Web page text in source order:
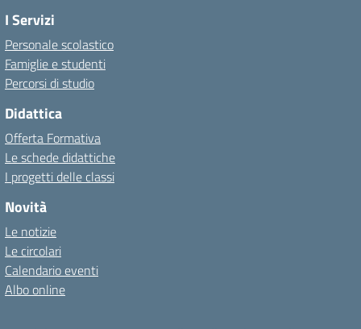
I Servizi
Personale scolastico
Famiglie e studenti
Percorsi di studio
Didattica
Offerta Formativa
Le schede didattiche
I progetti delle classi
Novità
Le notizie
Le circolari
Calendario eventi
Albo online